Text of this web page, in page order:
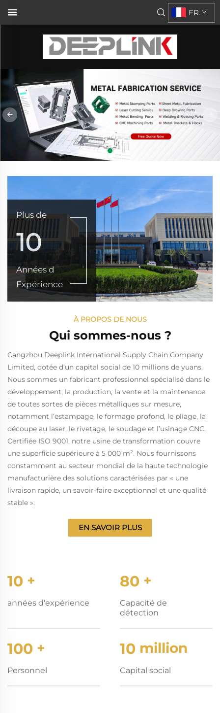
FR
Plus de
10
Années d
Expérience
À PROPOS DE NOUS
Qui sommes-nous ?
Cangzhou Deeplink International Supply Chain Company
Limited, dotée d’un capital social de 10 millions de yuans.
Nous sommes un fabricant professionnel spécialisé dans le
développement, la production, la vente et la maintenance
de toutes sortes de pièces métalliques sur mesure,
notamment l’estampage, le formage profond, le pliage, la
découpe au laser, le rivetage, le soudage et l’usinage CNC.
Certifiée ISO 9001, notre usine de transformation couvre
une superficie supérieure à 5 000 m². Nous fournissons
constamment au secteur mondial de la haute technologie
manufacturière des solutions caractérisées par « une
livraison rapide, un savoir-faire exceptionnel et une qualité
stable ».
EN SAVOIR PLUS
10 +
années d'expérience
80 +
Capacité de
détection
100 +
Personnel
10 million
Capital social